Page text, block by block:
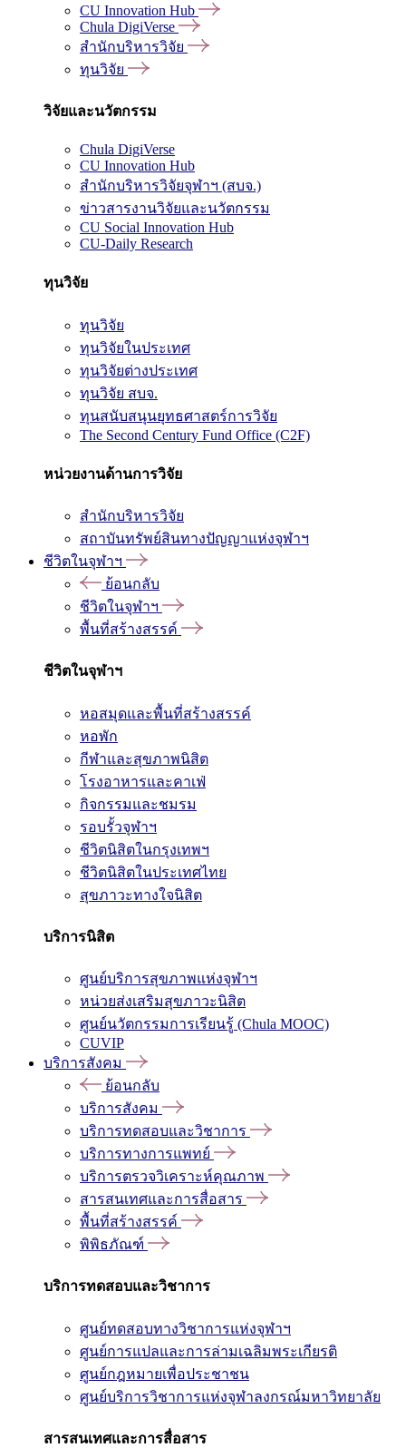
CU Innovation Hub
Chula DigiVerse
สำนักบริหารวิจัย
ทุนวิจัย
วิจัยและนวัตกรรม
Chula DigiVerse
CU Innovation Hub
สำนักบริหารวิจัยจุฬาฯ (สบจ.)
ข่าวสารงานวิจัยและนวัตกรรม
CU Social Innovation Hub
CU-Daily Research
ทุนวิจัย
ทุนวิจัย
ทุนวิจัยในประเทศ
ทุนวิจัยต่างประเทศ
ทุนวิจัย สบจ.
ทุนสนับสนุนยุทธศาสตร์การวิจัย
The Second Century Fund Office (C2F)
หน่วยงานด้านการวิจัย
สำนักบริหารวิจัย
สถาบันทรัพย์สินทางปัญญาแห่งจุฬาฯ
ชีวิตในจุฬาฯ
ย้อนกลับ
ชีวิตในจุฬาฯ
พื้นที่สร้างสรรค์
ชีวิตในจุฬาฯ
หอสมุดและพื้นที่สร้างสรรค์
หอพัก
กีฬาและสุขภาพนิสิต
โรงอาหารและคาเฟ่
กิจกรรมและชมรม
รอบรั้วจุฬาฯ
ชีวิตนิสิตในกรุงเทพฯ
ชีวิตนิสิตในประเทศไทย
สุขภาวะทางใจนิสิต
บริการนิสิต
ศูนย์บริการสุขภาพแห่งจุฬาฯ
หน่วยส่งเสริมสุขภาวะนิสิต
ศูนย์นวัตกรรมการเรียนรู้ (Chula MOOC)
CUVIP
บริการสังคม
ย้อนกลับ
บริการสังคม
บริการทดสอบและวิชาการ
บริการทางการแพทย์
บริการตรวจวิเคราะห์คุณภาพ
สารสนเทศและการสื่อสาร
พื้นที่สร้างสรรค์
พิพิธภัณฑ์
บริการทดสอบและวิชาการ
ศูนย์ทดสอบทางวิชาการแห่งจุฬาฯ
ศูนย์การแปลและการล่ามเฉลิมพระเกียรติ
ศูนย์กฎหมายเพื่อประชาชน
ศูนย์บริการวิชาการแห่งจุฬาลงกรณ์มหาวิทยาลัย
สารสนเทศและการสื่อสาร